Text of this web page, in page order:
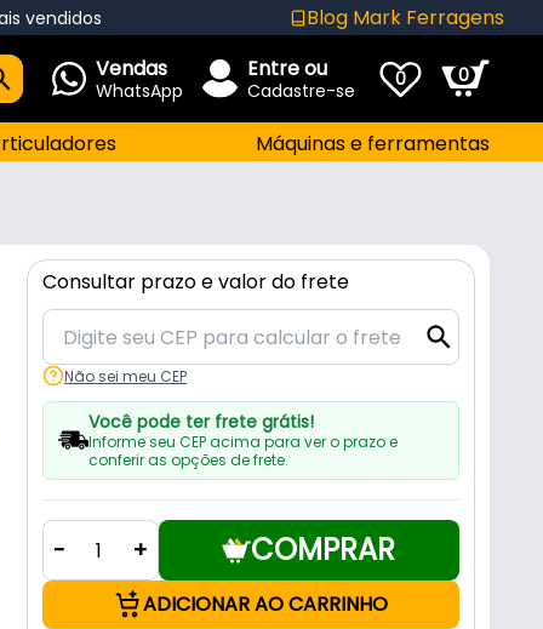
vendidos Blog Mark Ferragens
Vendas
WhatsApp
Entre ou
Cadastre-se 0 0
Máquinas e ferramentas
Consultar prazo e valor do frete
Não sei meu CEP
Você pode ter frete grátis!
Informe seu CEP acima para ver o prazo e
conferir as opções de frete.
- + COMPRAR
ADICIONAR AO CARRINHO